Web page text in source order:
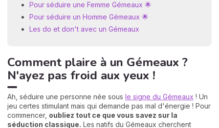
Pour séduire une Femme Gémeaux 🌟
Pour séduire un Homme Gémeaux 🌟
Les do et don't avec un Gémeaux
Comment plaire à un Gémeaux ?
N'ayez pas froid aux yeux !
Ah, séduire une personne née sous le signe du Gémeaux ! Un
jeu certes stimulant mais qui demande pas mal d'énergie ! Pour
commencer, oubliez tout ce que vous savez sur la
séduction classique. Les natifs du Gémeaux cherchent